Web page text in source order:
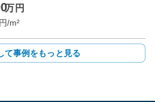
万円
/m²
て事例をもっと見る